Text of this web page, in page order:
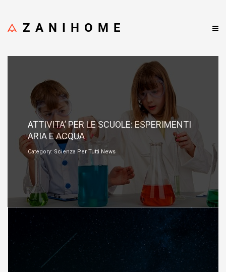
ZANIHOME
Ottobre 26, 2021
ATTIVITA’ PER LE SCUOLE: ESPERIMENTI
ARIA E ACQUA
Category: Scienza Per Tutti News
Dicembre 1, 2020